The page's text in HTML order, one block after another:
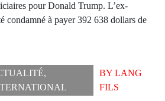
pour Donald Trump. L’ex-
condamné à payer 392 638 dollars de
,
BYLANG
FILS